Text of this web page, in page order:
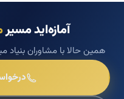
آمازه‌اید مسیر
همین حالا با مشاوران بنیاد